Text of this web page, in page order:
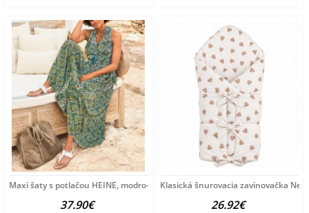
Maxi šaty s potlačou HEINE, modro-zeleno-žlté
37.90€
Klasická šnurovacia zavinovačka
26.92€